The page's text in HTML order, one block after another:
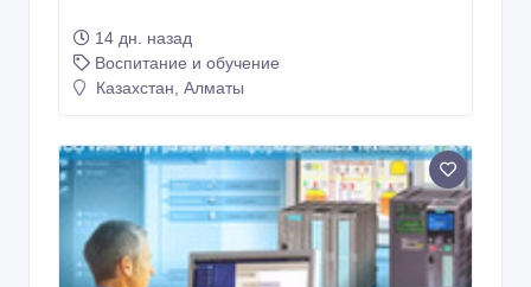
14 дн. назад
Воспитание и обучение
Казахстан, Алматы